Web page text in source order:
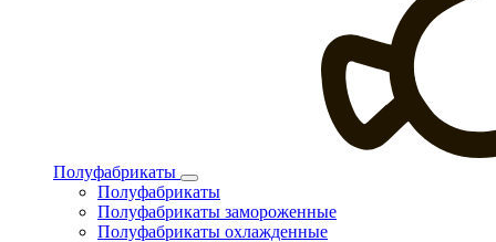
Полуфабрикаты
Полуфабрикаты
Полуфабрикаты замороженные
Полуфабрикаты охлажденные